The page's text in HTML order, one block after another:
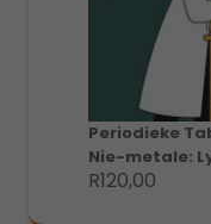
Periodieke
Nie-metale:
R120,00